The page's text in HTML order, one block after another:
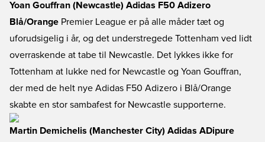
Yoan Gouffran (Newcastle) Adidas F50 Adizero
Blå/Orange Premier League er på alle måder tæt og
uforudsigelig i år, og det understregede Tottenham ved lidt
overraskende at tabe til Newcastle. Det lykkes ikke for
Tottenham at lukke ned for Newcastle og Yoan Gouffran,
der med de helt nye Adidas F50 Adizero i Blå/Orange
skabte en stor sambafest for Newcastle supporterne.
Martin Demichelis (Manchester City) Adidas ADipure